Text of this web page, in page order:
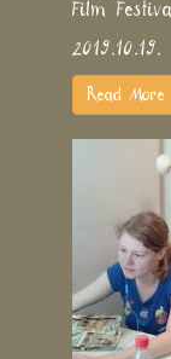
Film
2019.10.19.
Read More